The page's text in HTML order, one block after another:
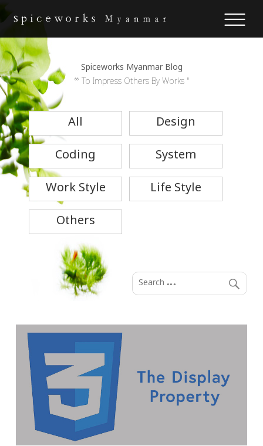
Spiceworks Myanmar Blog
“ To Impress Others By Works "
All
Design
Coding
System
Work Style
Life Style
Others